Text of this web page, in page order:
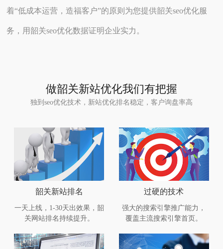
着“低成本运营，造福客户”的原则为您提供韶关seo优化服
务，用韶关seo优化数据证明企业实力。
做韶关新站优化我们有把握
独到seo优化技术，新站优化排名稳定，客户询盘率高
韶关新站排名
一天上线，1-30天出效果，韶
关网站排名持续提升。
过硬的技术
强大的搜索引擎推广能力，
覆盖主流搜索引擎首页。